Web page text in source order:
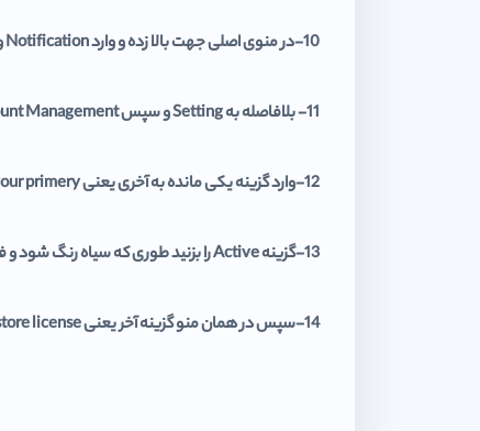
10-در منوی اصلی جهت بالا زده و وارد Notification و سپس Downloads شوید و بازی مورد نظر را Pause کنید تا از حجم اینترنت کم نشود.
11- بلافاصله به Setting و سپس Account Management بروید.
12-وارد گزینه یکی مانده به آخری یعنی Activate as your primery… شوید.
13-گزینه Active را بزنید طوری که سیاه رنگ شود و فعال شود.
14-سپس در همان منو گزینه آخر یعنی Restore license را بزنید.